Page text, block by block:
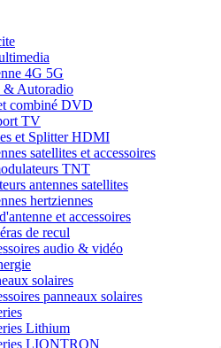
4G 5G
& Autoradio
combiné DVD
TV
et Splitter HDMI
satellites et accessoires
TNT
antennes satellites
hertziennes
et accessoires
de recul
audio & vidéo
solaires
panneaux solaires
Lithium
LIONTRON